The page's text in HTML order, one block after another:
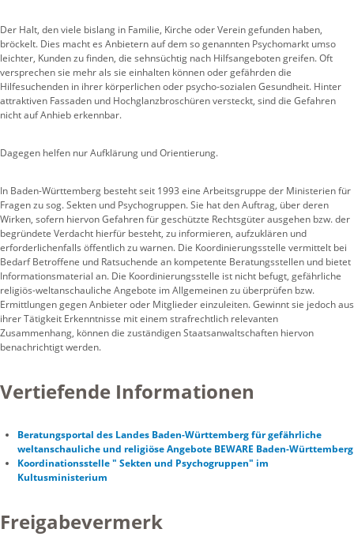
Der Halt, den viele bislang in Familie, Kirche oder Verein gefunden haben,
bröckelt. Dies macht es Anbietern auf dem so genannten Psychomarkt umso
leichter, Kunden zu finden, die sehnsüchtig nach Hilfsangeboten greifen. Oft
versprechen sie mehr als sie einhalten können oder gefährden die
Hilfesuchenden in ihrer körperlichen oder psycho-sozialen Gesundheit. Hinter
attraktiven Fassaden und Hochglanzbroschüren versteckt, sind die Gefahren
nicht auf Anhieb erkennbar.
Dagegen helfen nur Aufklärung und Orientierung.
In Baden-Württemberg besteht seit 1993 eine Arbeitsgruppe der Ministerien für
Fragen zu sog. Sekten und Psychogruppen. Sie hat den Auftrag, über deren
Wirken, sofern hiervon Gefahren für geschützte Rechtsgüter ausgehen bzw. der
begründete Verdacht hierfür besteht, zu informieren, aufzuklären und
erforderlichenfalls öffentlich zu warnen. Die Koordinierungsstelle vermittelt bei
Bedarf Betroffene und Ratsuchende an kompetente Beratungsstellen und bietet
Informationsmaterial an. Die Koordinierungsstelle ist nicht befugt, gefährliche
religiös-weltanschauliche Angebote im Allgemeinen zu überprüfen bzw.
Ermittlungen gegen Anbieter oder Mitglieder einzuleiten. Gewinnt sie jedoch aus
ihrer Tätigkeit Erkenntnisse mit einem strafrechtlich relevanten
Zusammenhang, können die zuständigen Staatsanwaltschaften hiervon
benachrichtigt werden.
Vertiefende Informationen
Beratungsportal des Landes Baden-Württemberg für gefährliche
weltanschauliche und religiöse Angebote BEWARE Baden-Württemberg
Koordinationsstelle " Sekten und Psychogruppen" im
Kultusministerium
Freigabevermerk